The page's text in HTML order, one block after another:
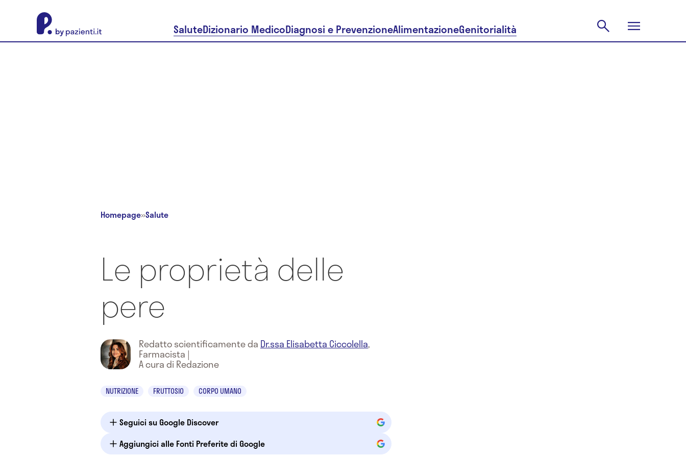
SaluteDizionario MedicoDiagnosi e PrevenzioneAlimentazioneGenitorialità
Homepage»Salute
Le proprietà delle
pere
Redatto scientificamente da Dr.ssa Elisabetta Ciccolella,
Farmacista |
A cura di Redazione
NUTRIZIONE FRUTTOSIO CORPO UMANO
Seguici su Google Discover
Aggiungici alle Fonti Preferite di Google